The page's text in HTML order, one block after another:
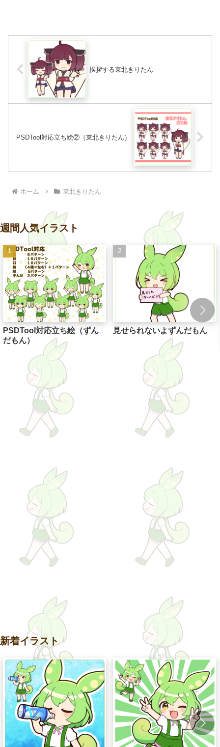
挨拶する東北きりたん
PSDTool対応立ち絵②（東北きりたん）
ホーム 東北きりたん
週間人気イラスト
PSDTool対応立ち絵（ずん
だもん）
見せられないよずんだもん
新着イラスト